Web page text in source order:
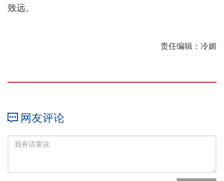
致远。
责任编辑：冷媚
网友评论